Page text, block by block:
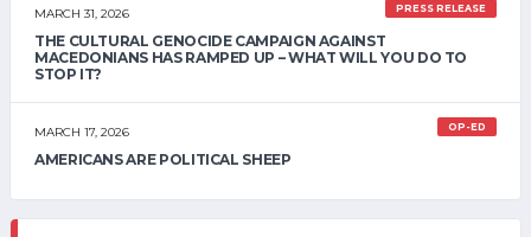
MARCH 31, 2026 PRESS RELEASE
THE CULTURAL GENOCIDE CAMPAIGN AGAINST
MACEDONIANS HAS RAMPED UP – WHAT WILL YOU DO TO
STOP IT?
MARCH 17, 2026 OP-ED
AMERICANS ARE POLITICAL SHEEP